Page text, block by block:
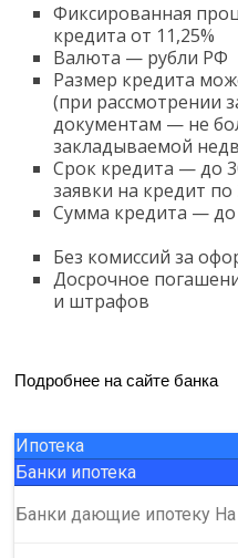
Фиксированная
кредитаот 11,25%
Валюта — рубли РФ
Размер кредита
(при рассмотрении
документам — не
закладываемой
Cрок кредита — до
заявки на кредит
Сумма кредита —
Без комиссий за
Досрочное
и штрафов
Подробнее на сайте банка
Ипотека
Банки ипотека
Банки дающие ипотеку